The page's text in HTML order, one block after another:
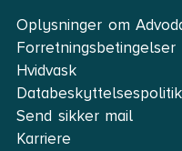
Oplysninger om
Forretningsbetingelser
Hvidvask
Databeskyttelsespolitik
Send sikker mail
Karriere